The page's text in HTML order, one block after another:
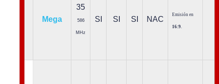
Mega
35
586
MHz
SI SI SI NAC
Emisión en
16:9